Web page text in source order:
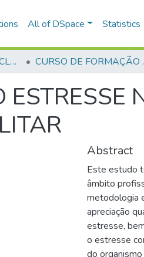
All of DSpace Statistics
TRABALHOS DE CONCLUSÃO DE CURSO - CFP (CURSO DE FORMAÇÃO DE PRAÇAS) CURSO
Abstract
Este estudo
âmbito
metodologia
apreciação
estresse,
o estresse
do